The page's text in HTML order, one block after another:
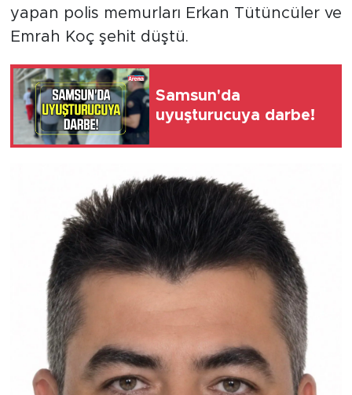
yapan polis memurları Erkan Tütüncüler ve
Emrah Koç şehit düştü.
Samsun'da
uyuşturucuya darbe!